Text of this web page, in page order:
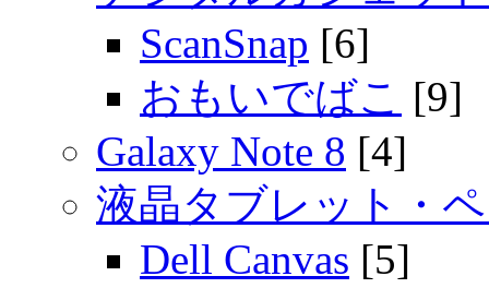
ScanSnap [6]
おもいでばこ [9]
Galaxy Note 8 [4]
液晶タブレット・
Dell Canvas [5]